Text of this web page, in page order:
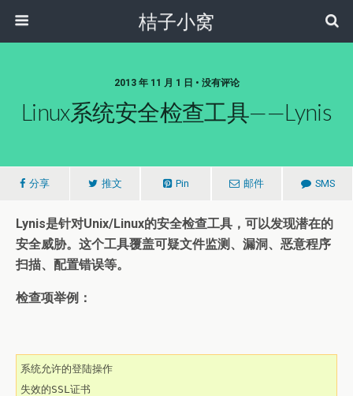
桔子小窝
2013 年 11 月 1 日 • 没有评论
Linux系统安全检查工具——Lynis
分享 推文 Pin 邮件 SMS
Lynis是针对Unix/Linux的安全检查工具，可以发现潜在的
安全威胁。这个工具覆盖可疑文件监测、漏洞、恶意程序
扫描、配置错误等。
检查项举例：
系统允许的登陆操作
失效的SSL证书